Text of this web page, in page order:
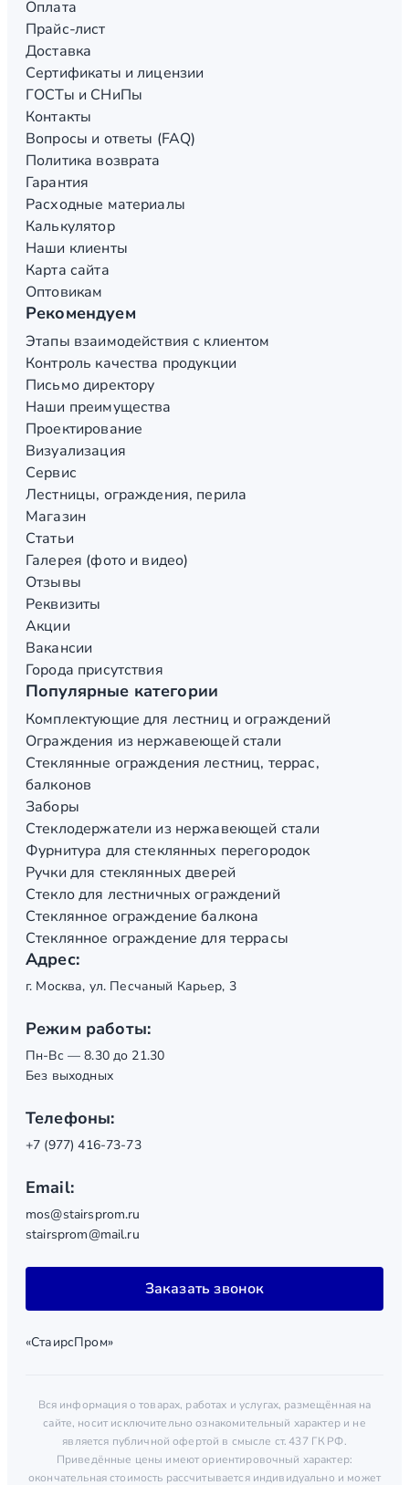
Оплата
Прайс-лист
Доставка
Сертификаты и лицензии
ГОСТы и СНиПы
Контакты
Вопросы и ответы (FAQ)
Политика возврата
Гарантия
Расходные материалы
Калькулятор
Наши клиенты
Карта сайта
Оптовикам
Рекомендуем
Этапы взаимодействия с клиентом
Контроль качества продукции
Письмо директору
Наши преимущества
Проектирование
Визуализация
Сервис
Лестницы, ограждения, перила
Магазин
Статьи
Галерея (фото и видео)
Отзывы
Реквизиты
Акции
Вакансии
Города присутствия
Популярные категории
Комплектующие для лестниц и ограждений
Ограждения из нержавеющей стали
Стеклянные ограждения лестниц, террас,
балконов
Заборы
Стеклодержатели из нержавеющей стали
Фурнитура для стеклянных перегородок
Ручки для стеклянных дверей
Стекло для лестничных ограждений
Стеклянное ограждение балкона
Стеклянное ограждение для террасы
Адрес:
г. Москва, ул. Песчаный Карьер, 3
Режим работы:
Пн-Вс — 8.30 до 21.30
Без выходных
Телефоны:
+7 (977) 416-73-73
Email:
mos@stairsprom.ru
stairsprom@mail.ru
Заказать звонок
«СтаирсПром»
Вся информация о товарах, работах и услугах, размещённая на
сайте, носит исключительно ознакомительный характер и не
является публичной офертой в смысле ст. 437 ГК РФ.
Приведённые цены имеют ориентировочный характер:
окончательная стоимость рассчитывается индивидуально и может